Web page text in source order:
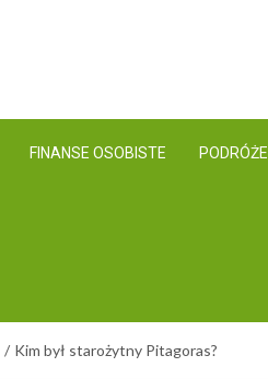
FINANSE OSOBISTE PODRÓŻE
Kim był starożytny Pitagoras?